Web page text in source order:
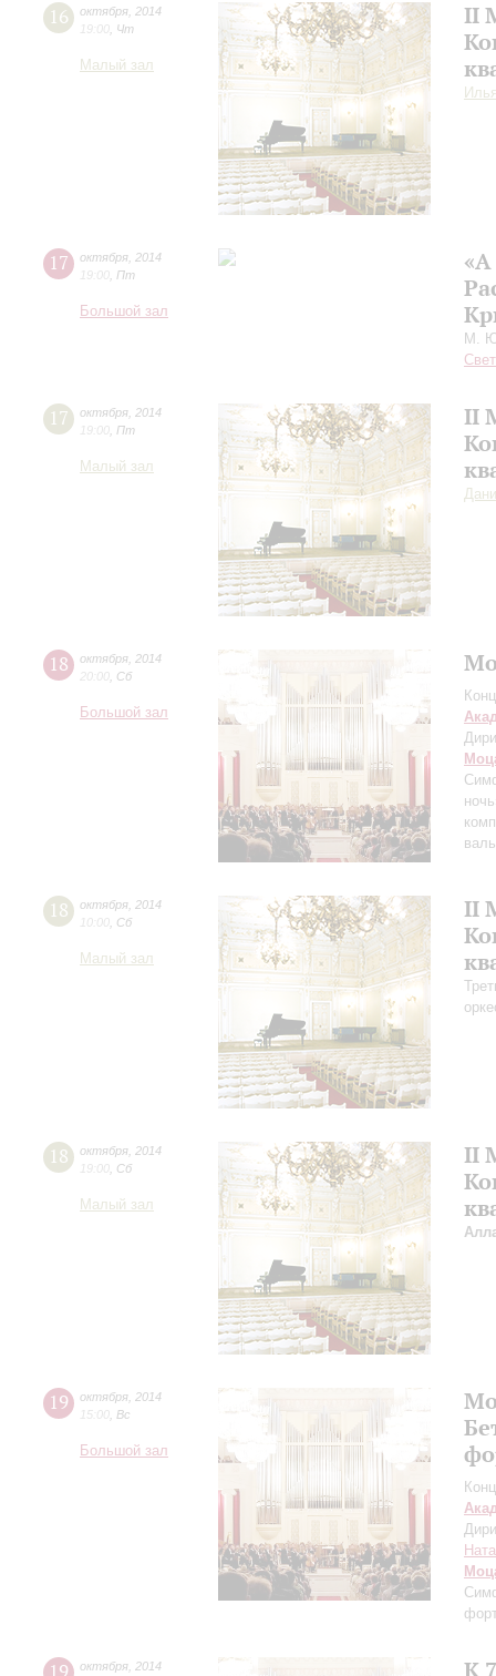
16 октября 2014
19:00 Чт
Малый зал
II
17 октября 2014
19:00 Пт
Большой зал
М.
17 октября 2014
19:00 Пт
Малый зал
II
18 октября 2014
20:00 Сб
Большой зал
18 октября 2014
10:00 Сб
Малый зал
II
18 октября 2014
19:00 Сб
Малый зал
II
19 октября 2014
15:00 Вс
Большой зал
октября 2014 К